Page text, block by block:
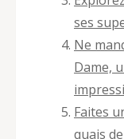
ses
Ne
Dame,
Faites
quais